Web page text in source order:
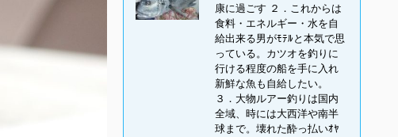
康に過ごす ２．これからは
食料・エネルギー・水を自
給出来る男がﾓﾃﾙと本気で思
っている。カツオを釣りに
行ける程度の船を手に入れ
新鮮な魚も自給したい。
３．大物ルアー釣りは国内
全域、時には大西洋や南半
球まで。壊れた酔っ払いｵﾔ